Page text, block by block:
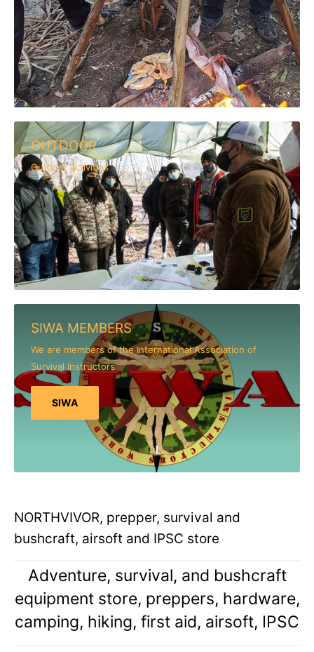
OUTDOOR
Outdoor activities
SIWA MEMBERS
We are members of the International Association of
Survival Instructors
SIWA
NORTHVIVOR, prepper, survival and
bushcraft, airsoft and IPSC store
Adventure, survival, and bushcraft
equipment store, preppers, hardware,
camping, hiking, first aid, airsoft, IPSC